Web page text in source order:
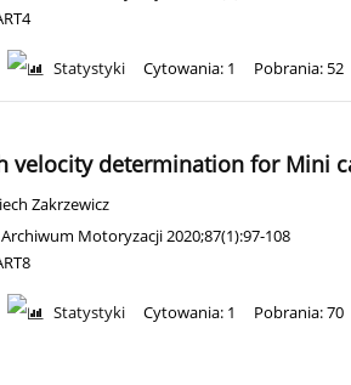
Statystyki Cytowania: 1 Pobrania: 52
velocity determination for Mini
Zakrzewicz
Motoryzacji 2020;87(1):97-108
Statystyki Cytowania: 1 Pobrania: 70